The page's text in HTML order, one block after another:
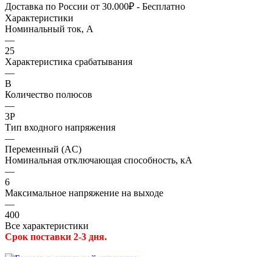
Доставка по России от 30.000₽ - Бесплатно
Характеристики
Номинальный ток, А
—
25
Характеристика срабатывания
—
B
Количество полюсов
—
3P
Тип входного напряжения
—
Переменный (AC)
Номинальная отключающая способность, кА
—
6
Максимальное напряжение на выходе
—
400
Все характеристики
Срок поставки 2-3 дня.